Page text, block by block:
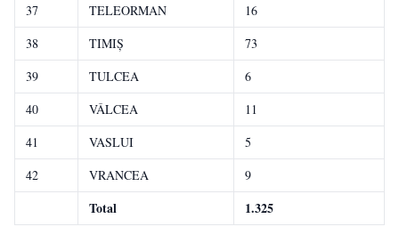
37
TELEORMAN
16
38
TIMIŞ
73
39
TULCEA
6
40
VÂLCEA
11
41
VASLUI
5
42
VRANCEA 9
Total 1.325